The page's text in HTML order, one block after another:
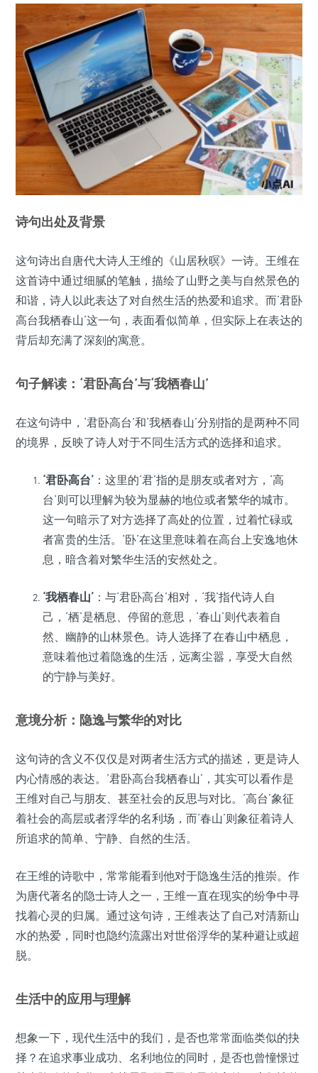
诗句出处及背景
这句诗出自唐代大诗人王维的《山居秋暝》一诗。王维在
这首诗中通过细腻的笔触，描绘了山野之美与自然景色的
和谐，诗人以此表达了对自然生活的热爱和追求。而‘君卧
高台我栖春山’这一句，表面看似简单，但实际上在表达的
背后却充满了深刻的寓意。
句子解读：‘君卧高台’与‘我栖春山’
在这句诗中，‘君卧高台’和‘我栖春山’分别指的是两种不同
的境界，反映了诗人对于不同生活方式的选择和追求。
‘君卧高台’ ：这里的‘君’指的是朋友或者对方，‘高
台’则可以理解为较为显赫的地位或者繁华的城市。
这一句暗示了对方选择了高处的位置，过着忙碌或
者富贵的生活。‘卧’在这里意味着在高台上安逸地休
息，暗含着对繁华生活的安然处之。
‘我栖春山’ ：与‘君卧高台’相对，‘我’指代诗人自
己，‘栖’是栖息、停留的意思，‘春山’则代表着自
然、幽静的山林景色。诗人选择了在春山中栖息，
意味着他过着隐逸的生活，远离尘嚣，享受大自然
的宁静与美好。
意境分析：隐逸与繁华的对比
这句诗的含义不仅仅是对两者生活方式的描述，更是诗人
内心情感的表达。‘君卧高台我栖春山’，其实可以看作是
王维对自己与朋友、甚至社会的反思与对比。‘高台’象征
着社会的高层或者浮华的名利场，而‘春山’则象征着诗人
所追求的简单、宁静、自然的生活。
在王维的诗歌中，常常能看到他对于隐逸生活的推崇。作
为唐代著名的隐士诗人之一，王维一直在现实的纷争中寻
找着心灵的归属。通过这句诗，王维表达了自己对清新山
水的热爱，同时也隐约流露出对世俗浮华的某种避让或超
脱。
生活中的应用与理解
想象一下，现代生活中的我们，是否也常常面临类似的抉
择？在追求事业成功、名利地位的同时，是否也曾憧憬过